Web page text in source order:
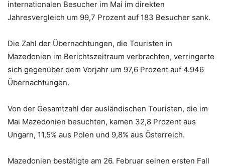
internationalen Besucher im Mai im direkten
Jahresvergleich um 99,7 Prozent auf 183 Besucher sank.
Die Zahl der Übernachtungen, die Touristen in
Mazedonien im Berichtszeitraum verbrachten, verringerte
sich gegenüber dem Vorjahr um 97,6 Prozent auf 4.946
Übernachtungen.
Von der Gesamtzahl der ausländischen Touristen, die im
Mai Mazedonien besuchten, kamen 32,8 Prozent aus
Ungarn, 11,5% aus Polen und 9,8% aus Österreich.
Mazedonien bestätigte am 26. Februar seinen ersten Fall